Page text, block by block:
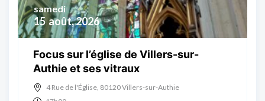
15 août, 2026
samedi
Focus sur l’église de Villers-sur-
Authie et ses vitraux
4 Rue de l'Église, 80120 Villers-sur-Authie